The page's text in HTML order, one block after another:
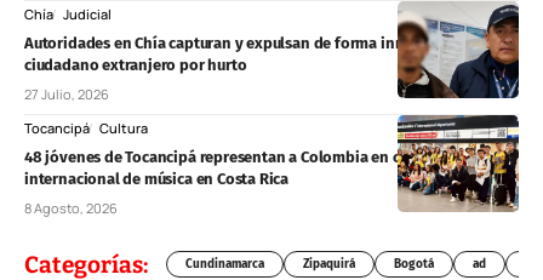
Chía Judicial
Autoridades en Chía capturan y expulsan de forma inmediata a
ciudadano extranjero por hurto
27 Julio, 2026
Tocancipá Cultura
48 jóvenes de Tocancipá representan a Colombia en concurso
internacional de música en Costa Rica
8 Agosto, 2026
Categorías: Cundinamarca Zipaquirá Bogotá ad